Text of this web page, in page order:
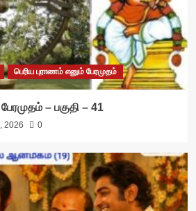
பெரிய புராணம் எனும் பேரமுதம்
– பகுதி – 41
2026 0